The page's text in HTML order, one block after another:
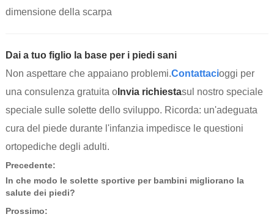
dimensione della scarpa
Dai a tuo figlio la base per i piedi sani
Non aspettare che appaiano problemi.Contattacioggi per
una consulenza gratuita oInvia richiestasul nostro speciale
speciale sulle solette dello sviluppo. Ricorda: un'adeguata
cura del piede durante l'infanzia impedisce le questioni
ortopediche degli adulti.
Precedente:
In che modo le solette sportive per bambini migliorano la
salute dei piedi?
Prossimo: